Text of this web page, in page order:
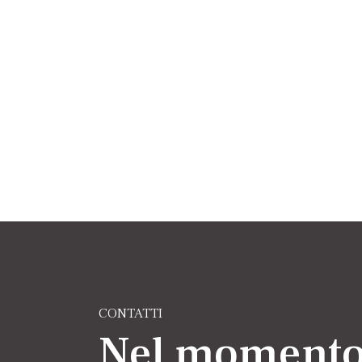
CONTATTI